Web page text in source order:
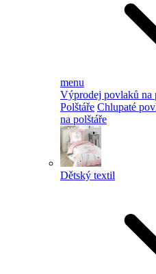
menu
Výprodej povlaků na
Polštáře Chlupaté
na polštáře
Dětský textil